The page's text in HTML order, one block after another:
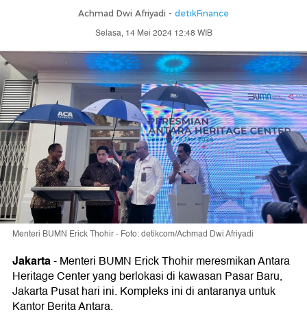
Achmad Dwi Afriyadi - detikFinance
Selasa, 14 Mei 2024 12:48 WIB
Menteri BUMN Erick Thohir - Foto: detikcom/Achmad Dwi Afriyadi
Jakarta-Menteri BUMN Erick Thohir meresmikan Antara
Heritage Center yang berlokasi di kawasan Pasar Baru,
Jakarta Pusat hari ini. Kompleks ini di antaranya untuk
Kantor Berita Antara.